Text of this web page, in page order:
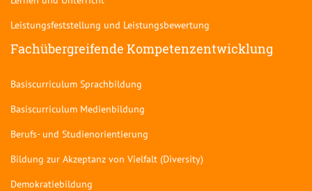
Leistungsfeststellung und Leistungsbewertung
Fachübergreifende Kompetenzentwicklung
Basiscurriculum Sprachbildung
Basiscurriculum Medienbildung
Berufs- und Studienorientierung
Bildung zur Akzeptanz von Vielfalt (Diversity)
Demokratiebildung